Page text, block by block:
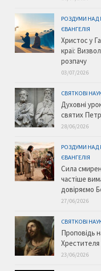
РОЗДУМИ НАД
ЄВАНГЕЛІЯ
Христос у
краї:
розпачу
03/07/2026
СВЯТКОВІ
Духовні
святих
28/06/2026
РОЗДУМИ НАД
ЄВАНГЕЛІЯ
Сила
частіше
довіряємо
27/06/2026
СВЯТКОВІ
Проповідь
Хрестителя
23/06/2026